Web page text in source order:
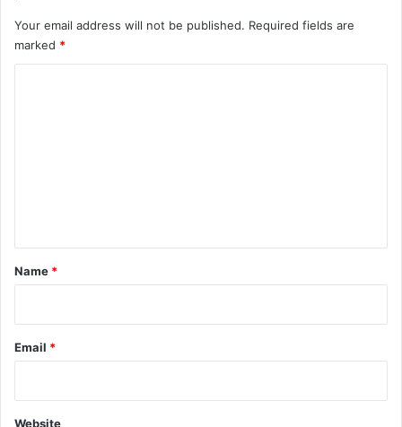
Your email address will not be published. Required fields are
marked *
*
Name *
Email *
Website